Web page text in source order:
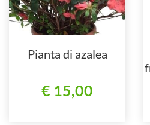
Pianta di azalea
€ 15,00